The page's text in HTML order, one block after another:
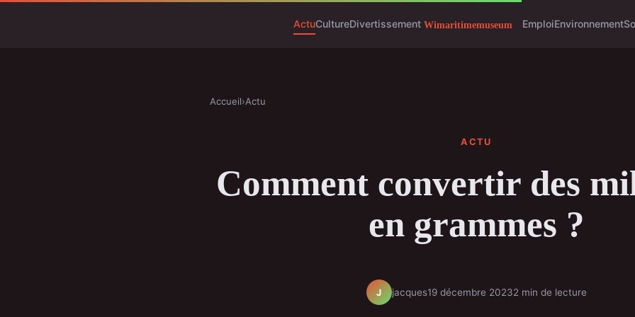
ActuCultureDivertissement EmploiEnvironnement
Accueil›Actu
ACTU
Comment convertir des
en grammes ?
J jacques19 décembre 20232 min de lecture